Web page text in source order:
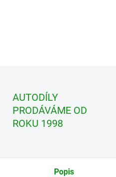
AUTODÍLY
PRODÁVÁME OD
ROKU 1998
Popis